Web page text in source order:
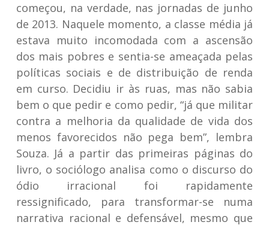
começou, na verdade, nas jornadas de junho
de 2013. Naquele momento, a classe média já
estava muito incomodada com a ascensão
dos mais pobres e sentia-se ameaçada pelas
políticas sociais e de distribuição de renda
em curso. Decidiu ir às ruas, mas não sabia
bem o que pedir e como pedir, “já que militar
contra a melhoria da qualidade de vida dos
menos favorecidos não pega bem”, lembra
Souza. Já a partir das primeiras páginas do
livro, o sociólogo analisa como o discurso do
ódio irracional foi rapidamente
ressignificado, para transformar-se numa
narrativa racional e defensável, mesmo que